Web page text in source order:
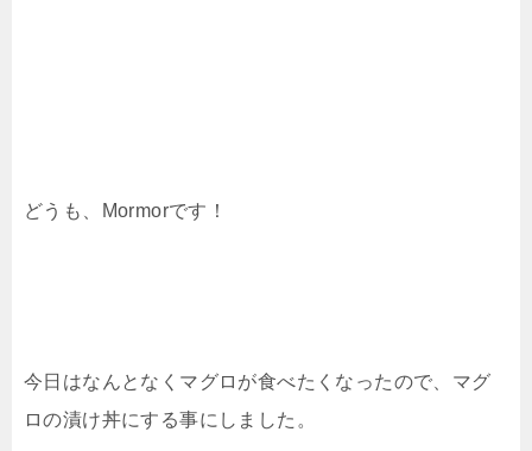
どうも、Mormorです！
今日はなんとなくマグロが食べたくなったので、マグ
ロの漬け丼にする事にしました。